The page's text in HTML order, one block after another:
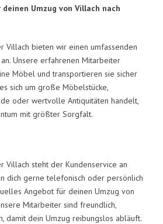
Umzug von Villach nach
Villach bieten wir einen umfassenden
Unsere erfahrenen Mitarbeiter
Möbel und transportieren sie sicher
sich um große Möbelstücke,
oder wertvolle Antiquitäten handelt,
mit größter Sorgfalt.
Villach steht der Kundenservice an
dich gerne telefonisch oder persönlich
Angebot für deinen Umzug von
Mitarbeiter sind freundlich,
damit dein Umzug reibungslos abläuft.